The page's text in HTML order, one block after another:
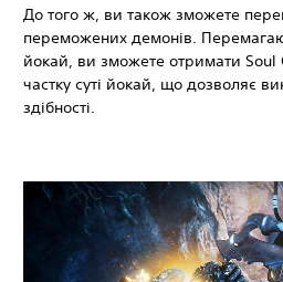
До того ж, ви також зможете
переможених демонів.
йокай, ви зможете отримати Soul
частку суті йокай, що дозволяє
здібності.